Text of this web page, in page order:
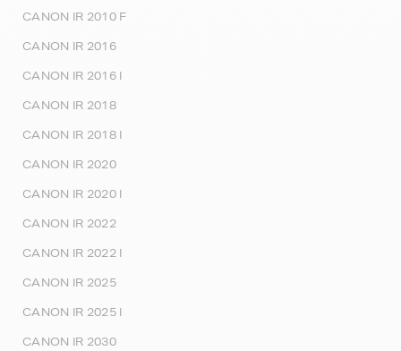
CANON IR 2010 F
CANON IR 2016
CANON IR 2016 I
CANON IR 2018
CANON IR 2018 I
CANON IR 2020
CANON IR 2020 I
CANON IR 2022
CANON IR 2022 I
CANON IR 2025
CANON IR 2025 I
CANON IR 2030